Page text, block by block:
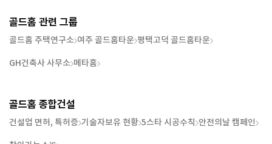
골드홈 관련 그룹
골드홈 주택연구소 여주 골드홈타운 평택고덕 골드홈타운
GH건축사 사무소 메타홈
골드홈 종합건설
건설업 면허, 특허증 기술자보유 현황 5스타 시공수칙 안전의날 캠페인